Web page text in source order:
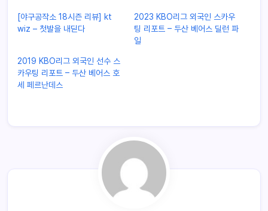
[야구공작소 18시즌 리뷰] kt
wiz – 첫발을 내딛다
2023 KBO리그 외국인 스카우
팅 리포트 – 두산 베어스 딜런 파
일
2019 KBO리그 외국인 선수 스
카우팅 리포트 – 두산 베어스 호
세 페르난데스